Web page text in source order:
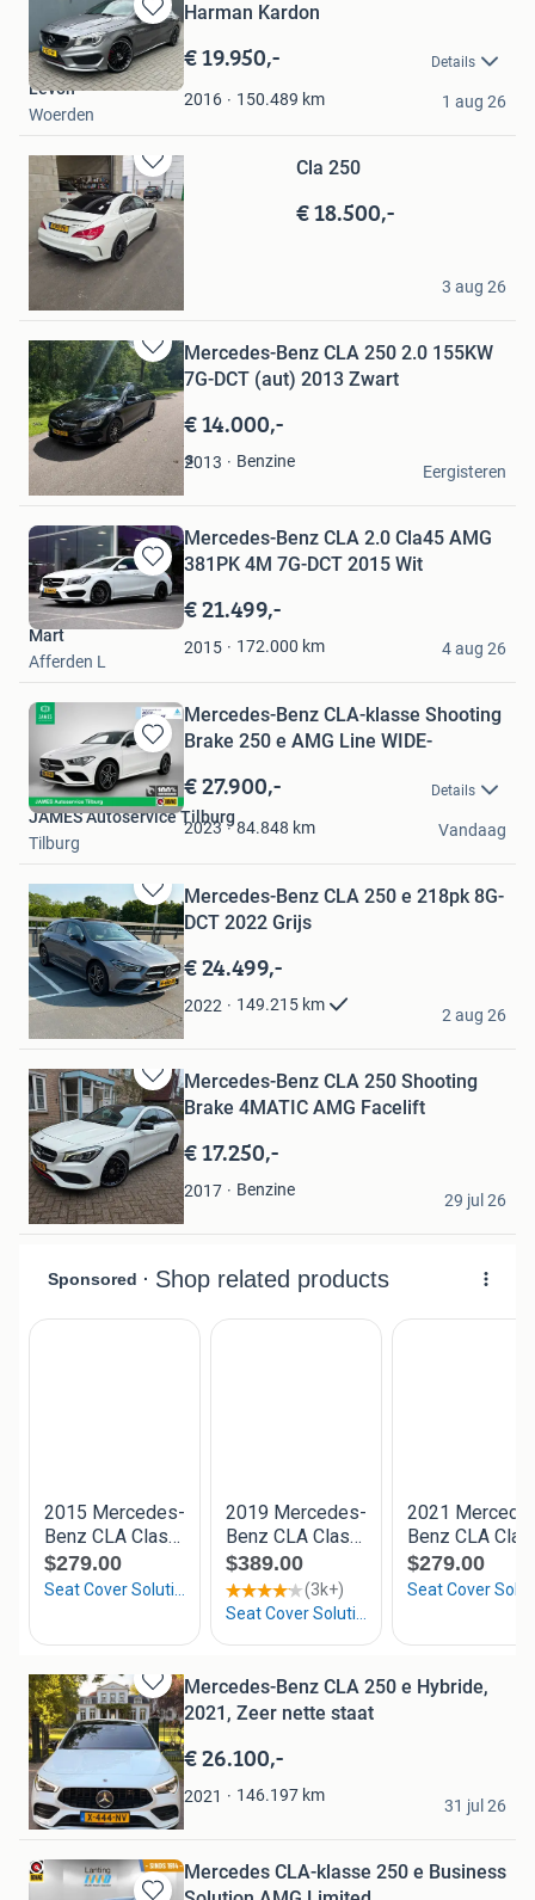
Bewaren
in
Mijn
Favorieten
Harman Kardon
€ 19.950,- Details
2016 150.489 km
Levon
Woerden
1 aug 26
Bewaren
in
Mijn
Favorieten
Cla 250
€ 18.500,-
heuts
Hoensbroek
3 aug 26
Bewaren
in
Mijn
Favorieten
Mercedes-Benz CLA 250 2.0 155KW
7G-DCT (aut) 2013 Zwart
€ 14.000,-
2013 Benzine
Booth Your Memories
Hoofddorp
Eergisteren
Bewaren
in
Mijn
Favorieten
Mercedes-Benz CLA 2.0 Cla45 AMG
381PK 4M 7G-DCT 2015 Wit
€ 21.499,-
2015 172.000 km
Mart
Afferden L
4 aug 26
Bewaren
in
Mijn
Favorieten
Mercedes-Benz CLA-klasse Shooting
Brake 250 e AMG Line WIDE-
€ 27.900,- Details
2023 84.848 km
JAMES Autoservice Tilburg
Tilburg
Vandaag
Bewaren
in
Mijn
Favorieten
Mercedes-Benz CLA 250 e 218pk 8G-
DCT 2022 Grijs
€ 24.499,-
2022 149.215 km
lopez
Oirschot
2 aug 26
Bewaren
in
Mijn
Favorieten
Mercedes-Benz CLA 250 Shooting
Brake 4MATIC AMG Facelift
€ 17.250,-
2017 Benzine
Peter van Donk
Utrecht
29 jul 26
Bewaren
in
Mijn
Favorieten
Mercedes-Benz CLA 250 e Hybride,
2021, Zeer nette staat
€ 26.100,-
2021 146.197 km
Mehmet
Heerenveen
31 jul 26
Mercedes CLA-klasse 250 e Business